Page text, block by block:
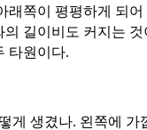
래쪽이 평평하게 되어
길이비도 커지는 것
타원이다.
게 생겼나. 왼쪽에 가